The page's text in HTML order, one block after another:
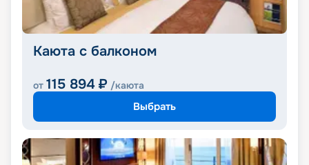
Каюта с балконом
от 115 894 ₽ /каюта
Выбрать